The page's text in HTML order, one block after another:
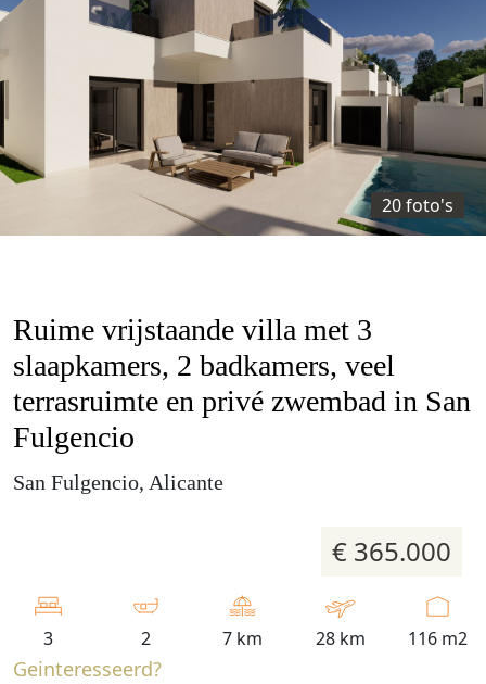
20 foto's
Ruime vrijstaande villa met 3
slaapkamers, 2 badkamers, veel
terrasruimte en privé zwembad in San
Fulgencio
San Fulgencio, Alicante
€ 365.000
3 2 7 km 28 km 116 m2
Geinteresseerd?